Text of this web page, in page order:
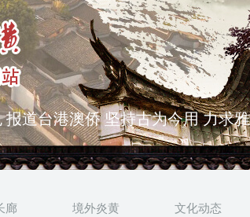
报道台港澳侨 坚持古为今用 力求
振奋民族精神 介绍民族瑰宝 宣传
廊 境外炎黄 文化动态